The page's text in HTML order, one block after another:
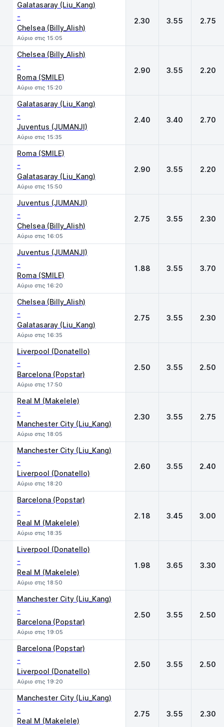
Galatasaray (Liu_Kang)
-
Chelsea (Billy_Alish)
Αύριο στις 15:05
2.30 3.55 2.75
Chelsea (Billy_Alish)
-
Roma (SMILE)
Αύριο στις 15:20
2.90 3.55 2.20
Galatasaray (Liu_Kang)
-
Juventus (JUMANJI)
Αύριο στις 15:35
2.40 3.40 2.70
Roma (SMILE)
-
Galatasaray (Liu_Kang)
Αύριο στις 15:50
2.90 3.55 2.20
Juventus (JUMANJI)
-
Chelsea (Billy_Alish)
Αύριο στις 16:05
2.75 3.55 2.30
Juventus (JUMANJI)
-
Roma (SMILE)
Αύριο στις 16:20
1.88 3.55 3.70
Chelsea (Billy_Alish)
-
Galatasaray (Liu_Kang)
Αύριο στις 16:35
2.75 3.55 2.30
Liverpool (Donatello)
-
Barcelona (Popstar)
Αύριο στις 17:50
2.50 3.55 2.50
Real M (Makelele)
-
Manchester City (Liu_Kang)
Αύριο στις 18:05
2.30 3.55 2.75
Manchester City (Liu_Kang)
-
Liverpool (Donatello)
Αύριο στις 18:20
2.60 3.55 2.40
Barcelona (Popstar)
-
Real M (Makelele)
Αύριο στις 18:35
2.18 3.45 3.00
Liverpool (Donatello)
-
Real M (Makelele)
Αύριο στις 18:50
1.98 3.65 3.30
Manchester City (Liu_Kang)
-
Barcelona (Popstar)
Αύριο στις 19:05
2.50 3.55 2.50
Barcelona (Popstar)
-
Liverpool (Donatello)
Αύριο στις 19:20
2.50 3.55 2.50
Manchester City (Liu_Kang)
-
Real M (Makelele)
2.75 3.55 2.30